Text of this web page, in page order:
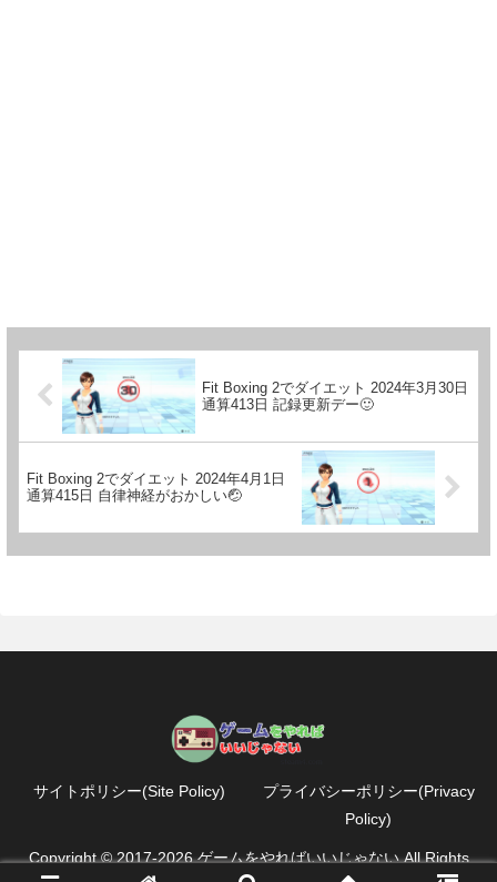
Fit Boxing 2でダイエット 2024年3月30日
通算413日 記録更新デー🙂
Fit Boxing 2でダイエット 2024年4月1日
通算415日 自律神経がおかしい🤕
サイトポリシー(Site Policy)
プライバシーポリシー(Privacy
Policy)
Copyright © 2017-2026 ゲームをやればいいじゃない All Rights